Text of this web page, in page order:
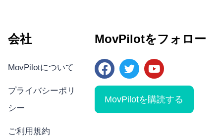
会社
MovPilotについて
プライバシーポリ
シー
ご利用規約
MovPilotをフォロー
MovPilotを購読する